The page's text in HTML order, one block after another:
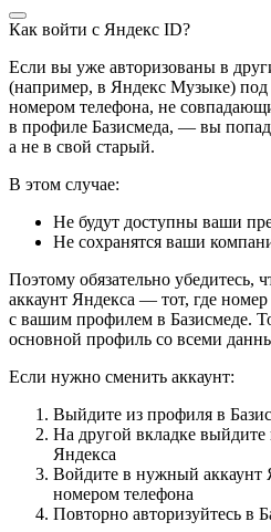
Как войти с Яндекс ID?
Если вы уже авторизованы в
(например, в Яндекс Музыке) под
номером телефона, не
в профиле Базисмеда, — вы
а не в свой старый.
В этом случае:
Не будут доступны ваши
Не сохранятся ваши
Поэтому обязательно
аккаунт Яндекса — тот, где номер
с вашим профилем в Базисмеде.
основной профиль со всеми
Если нужно сменить аккаунт:
Выйдите из профиля в
На другой вкладке выйдите
Яндекса
Войдите в нужный аккаунт
номером телефона
Повторно авторизуйтесь в